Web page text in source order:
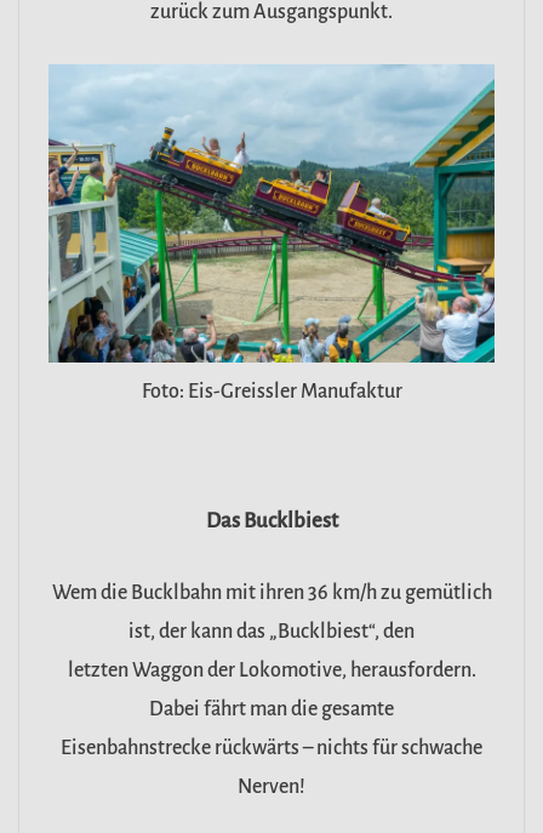
zurück zum Ausgangspunkt.
Foto: Eis-Greissler Manufaktur
Das Bucklbiest
Wem die Bucklbahn mit ihren 36 km/h zu gemütlich
ist, der kann das „Bucklbiest“, den
letzten Waggon der Lokomotive, herausfordern.
Dabei fährt man die gesamte
Eisenbahnstrecke rückwärts – nichts für schwache
Nerven!